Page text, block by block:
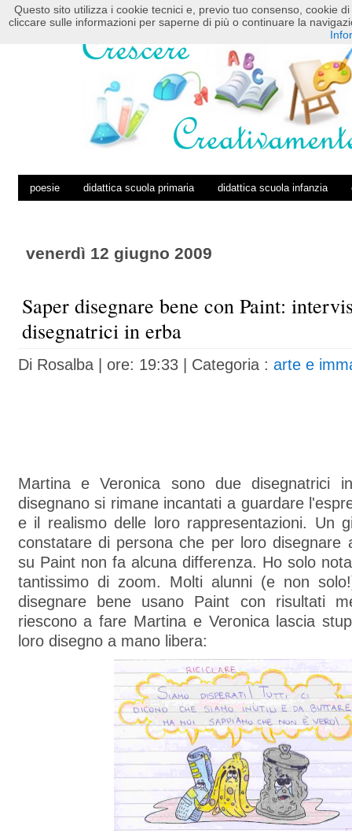
HOME POSTS RSS COMMENTS RSS
poesie didattica scuola primaria didattica scuola infanzia
venerdì 12 giugno 2009
Saper disegnare bene con Paint:
disegnatrici in erba
Di Rosalba| ore: 19:33 | Categoria : arte e
Martina e Veronica sono due disegnatrici
disegnano si rimane incantati a guardare
e il realismo delle loro rappresentazioni. Un
constatare di persona che per loro disegnare
su Paint non fa alcuna differenza. Ho solo
tantissimo di zoom. Molti alunni (e non
disegnare bene usano Paint con risultati
riescono a fare Martina e Veronica lascia
loro disegno a mano libera:
Questo sito utilizza i cookie tecnici e, previo tuo consenso, cookie
cliccare sulle informazioni per saperne di più o continuare la